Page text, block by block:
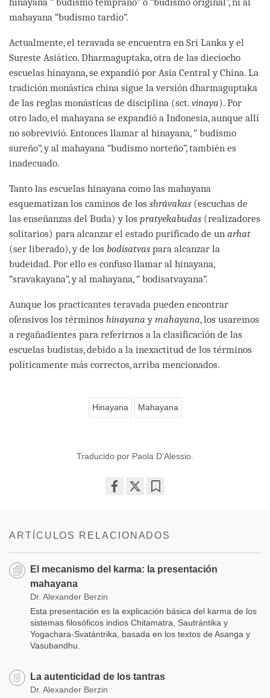
mahayana “budismo tardío”.
Actualmente, el teravada se encuentra en Sri Lanka y el
Sureste Asiático. Dharmaguptaka, otra de las dieciocho
escuelas hinayana, se expandió por Asia Central y China. La
tradición monástica china sigue la versión dharmaguptaka
de las reglas monásticas de disciplina (sct. vinaya). Por
otro lado, el mahayana se expandió a Indonesia, aunque allí
no sobrevivió. Entonces llamar al hinayana, “ budismo
sureño”, y al mahayana “budismo norteño”, también es
inadecuado.
Tanto las escuelas hinayana como las mahayana
esquematizan los caminos de los shrávakas (escuchas de
las enseñanzas del Buda) y los pratyekabudas (realizadores
solitarios) para alcanzar el estado purificado de un arhat
(ser liberado), y de los bodisatvas para alcanzar la
budeidad. Por ello es confuso llamar al hinayana,
“sravakayana”, y al mahayana, “ bodisatvayana”.
Aunque los practicantes teravada pueden encontrar
ofensivos los términos hinayana ymahayana, los usaremos
a regañadientes para referirnos a la clasificación de las
escuelas budistas, debido a la inexactitud de los términos
políticamente más correctos, arriba mencionados.
Hinayana Mahayana
Traducido por Paola D’Alessio.
ARTÍCULOS RELACIONADOS
El mecanismo del karma: la presentación
mahayana
Dr. Alexander Berzin
Esta presentación es la explicación básica del karma de los
sistemas filosóficos indios Chitamatra, Sautrántika y
Yogachara-Svatántrika, basada en los textos de Asanga y
Vasubandhu.
La autenticidad de los tantras
Dr. Alexander Berzin